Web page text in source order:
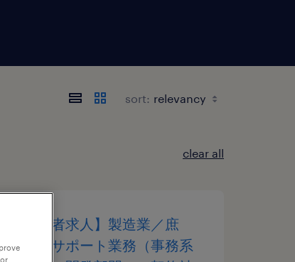
sort:
clear all
【障がい者求人】製造業／庶
・事務サポート業務（事務系